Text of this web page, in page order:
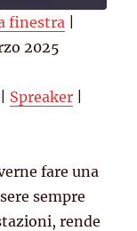
finestra
2025
Spreaker
fare una
sempre
rende